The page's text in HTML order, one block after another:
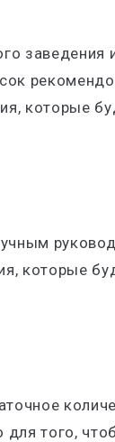
которые
которые
для того,